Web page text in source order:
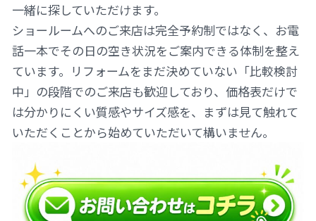
一緒に探していただけます。
ショールームへのご来店は完全予約制ではなく、お電
話一本でその日の空き状況をご案内できる体制を整え
ています。リフォームをまだ決めていない「比較検討
中」の段階でのご来店も歓迎しており、価格表だけで
は分かりにくい質感やサイズ感を、まずは見て触れて
いただくことから始めていただいて構いません。